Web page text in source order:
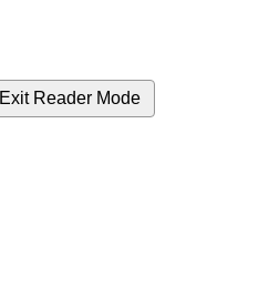
Exit Reader Mode